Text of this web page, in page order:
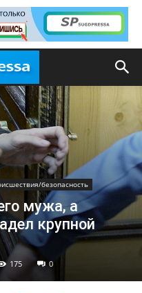
безопасность
мужа, а
крупной
175 0